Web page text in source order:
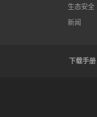
生态安全
新闻
下载手册